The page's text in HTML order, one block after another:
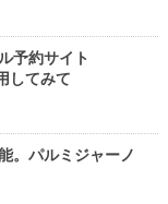
予約サイト
してみて
。パルミジャーノ